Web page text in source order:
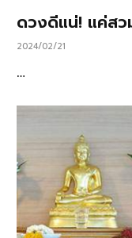
ดวงดีแน่! แค่สว
2024/02/21
…